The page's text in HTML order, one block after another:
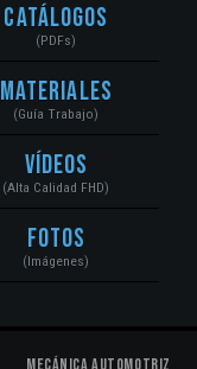
Catálogos
(PDFs)
Materiales
(Guía Trabajo)
Vídeos
(Alta Calidad FHD)
Fotos
(Imágenes)
Mecánica Automotriz